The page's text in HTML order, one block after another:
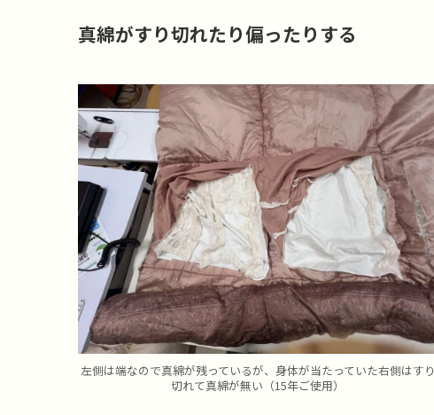
真綿がすり切れたり偏ったりする
左側は端なので真綿が残っているが、身体が当たっていた右側はすり
切れて真綿が無い（15年ご使用）